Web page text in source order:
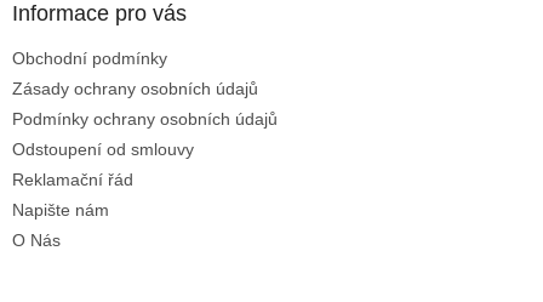
Informace pro vás
Obchodní podmínky
Zásady ochrany osobních údajů
Podmínky ochrany osobních údajů
Odstoupení od smlouvy
Reklamační řád
Napište nám
O Nás